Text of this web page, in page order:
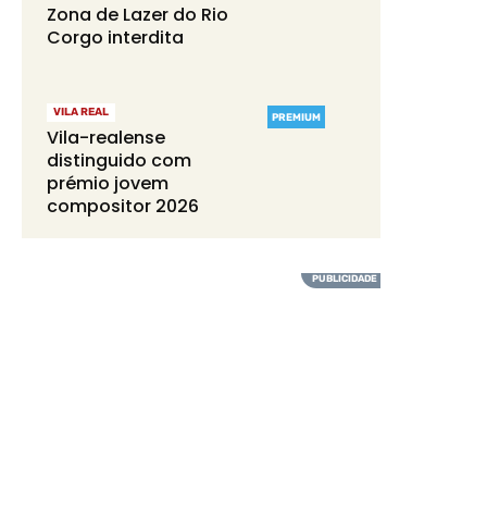
Zona de Lazer do Rio
Corgo interdita
PREMIUM
VILA REAL
Vila-realense
distinguido com
prémio jovem
compositor 2026